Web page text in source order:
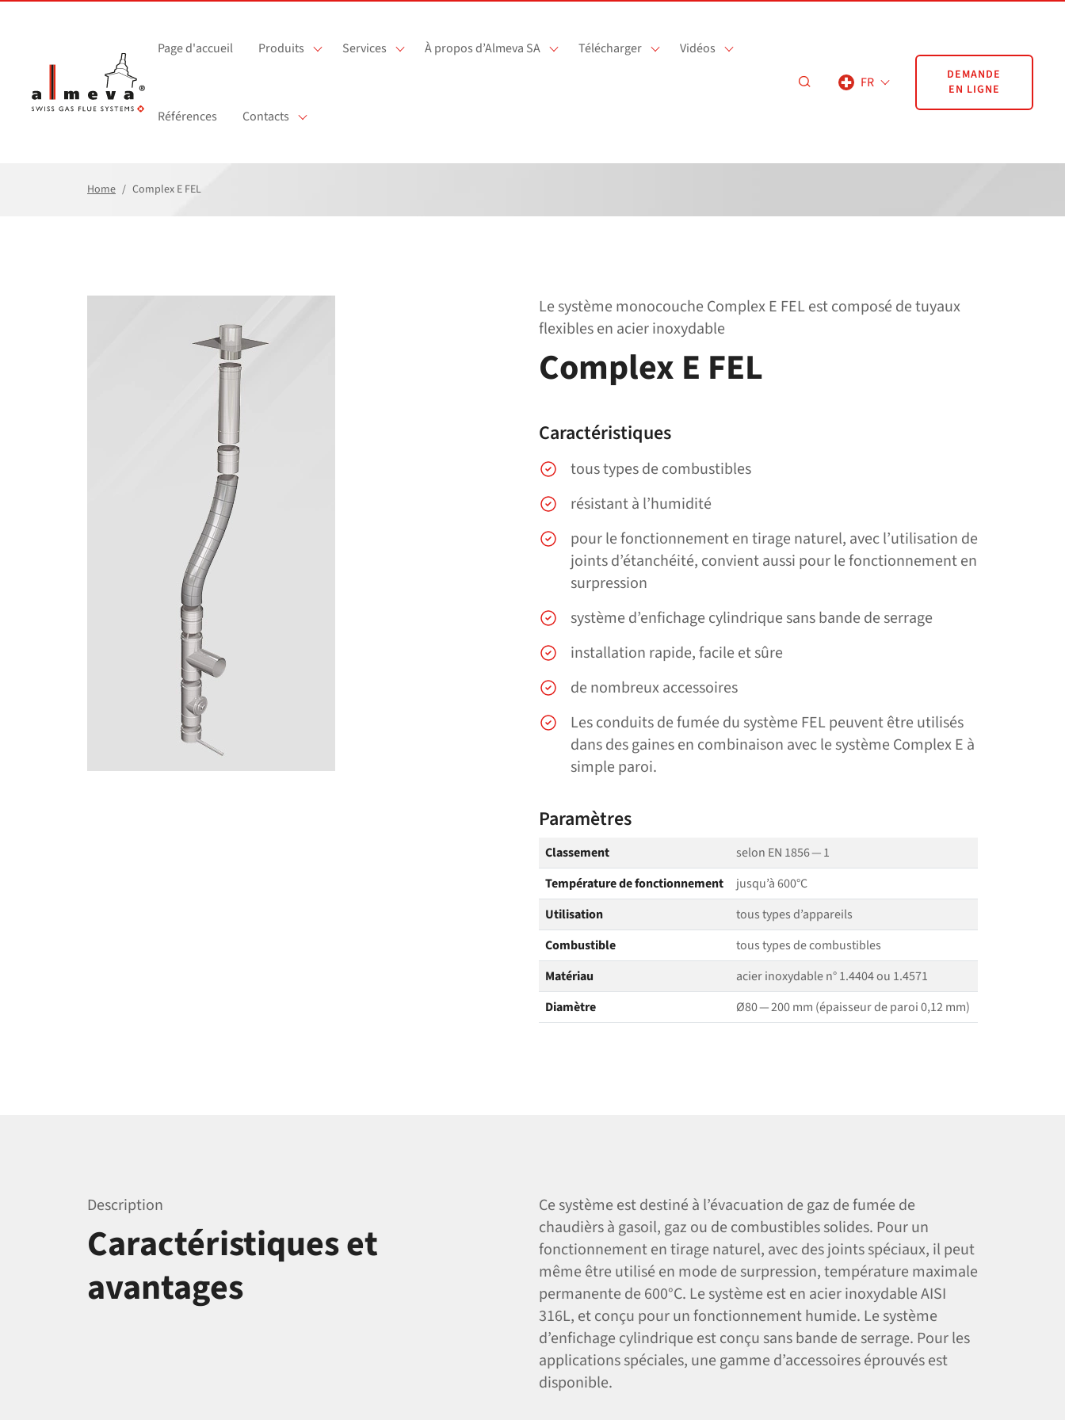
Page d'accueil Produits Services À propos d’Almeva SA Télécharger Vidéos
Références Contacts
FR
DEMANDE
EN LIGNE
Home Complex E FEL
Le système monocouche Complex E FEL est composé de tuyaux
flexibles en acier inoxydable
Complex E FEL
Caractéristiques
tous types de combustibles
résistant à l’humidité
pour le fonctionnement en tirage naturel, avec l’utilisation de
joints d’étanchéité, convient aussi pour le fonctionnement en
surpression
système d’enfichage cylindrique sans bande de serrage
installation rapide, facile et sûre
de nombreux accessoires
Les conduits de fumée du système FEL peuvent être utilisés
dans des gaines en combinaison avec le système Complex E à
simple paroi.
Paramètres
Classement
selon EN 1856 — 1
Température de fonctionnement
jusqu’à 600°C
Utilisation
tous types d’appareils
Combustible
tous types de combustibles
Matériau
acier inoxydable n° 1.4404 ou 1.4571
Diamètre
Ø80 — 200 mm (épaisseur de paroi 0,12 mm)
Description
Caractéristiques et
avantages
Ce système est destiné à l’évacuation de gaz de fumée de
chaudièrs à gasoil, gaz ou de combustibles solides. Pour un
fonctionnement en tirage naturel, avec des joints spéciaux, il peut
même être utilisé en mode de surpression, température maximale
permanente de 600°C. Le système est en acier inoxydable AISI
316L, et conçu pour un fonctionnement humide. Le système
d’enfichage cylindrique est conçu sans bande de serrage. Pour les
applications spéciales, une gamme d’accessoires éprouvés est
disponible.